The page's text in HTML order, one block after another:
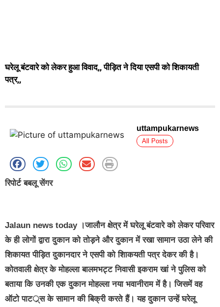
घरेलू बंटवारे को लेकर हुआ विवाद,, पीड़ित ने दिया एसपी को शिकायती
पत्र,,
uttampukarnews
All Posts
रिपोर्ट बबलू सेंगर
Jalaun news today।जालौन क्षेत्र में घरेलू बंटवारे को लेकर परिवार
के ही लोगों द्वारा दुकान को तोड़ने और दुकान में रखा सामान उठा लेने की
शिकायत पीड़ित दुकानदार ने एसपी को शिाकयती पत्र देकर की है।
कोतवाली क्षेत्र के मोहल्ला बालमभट्ट निवासी इकराम खां ने पुलिस को
बताया कि उनकी एक दुकान मोहल्ला नया भवानीराम में है। जिसमें वह
ऑटो पाटर््स के सामान की बिक्री करते हैं। यह दुकान उन्हें घरेलू